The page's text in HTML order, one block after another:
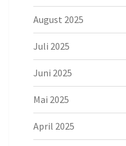
August 2025
Juli 2025
Juni 2025
Mai 2025
April 2025